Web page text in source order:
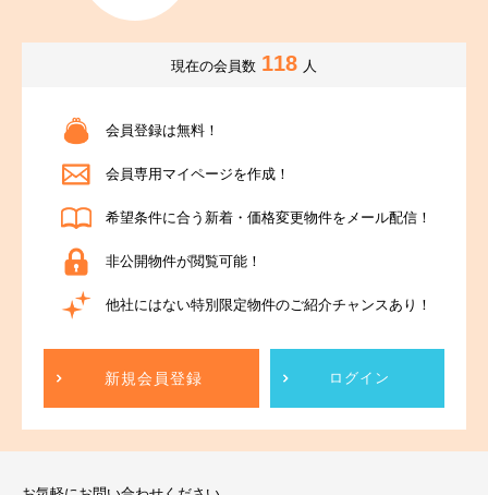
現在の会員数 118 人
会員登録は無料！
会員専用マイページを作成！
希望条件に合う新着・価格変更物件をメール配信！
非公開物件が閲覧可能！
他社にはない特別限定物件のご紹介チャンスあり！
新規会員登録 ログイン